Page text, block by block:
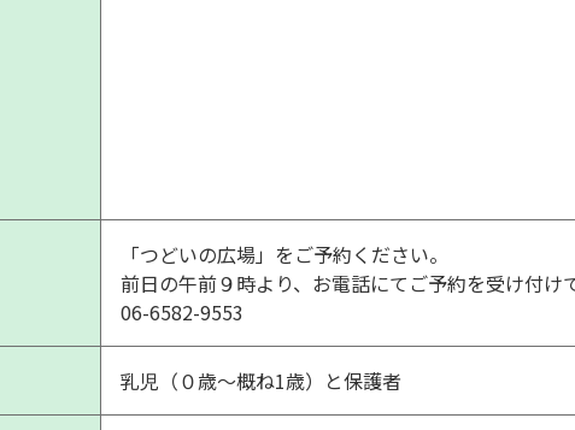
「つどいの広場」をご予約ください。
前日の午前９時より、お電話にてご予約を受け付け
06-6582-9553
乳児（０歳～概ね1歳）と保護者